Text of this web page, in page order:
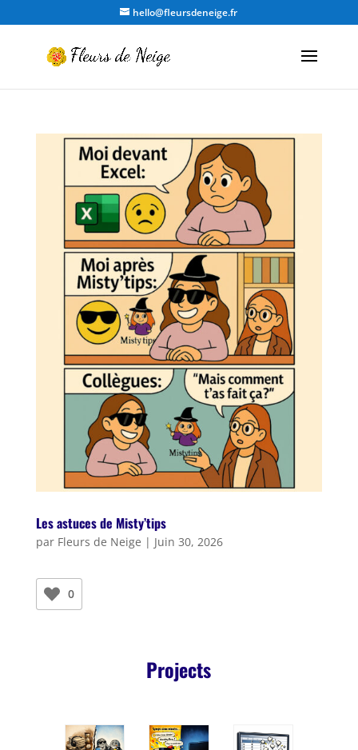
hello@fleursdeneige.fr
Les astuces de Misty’tips
par Fleurs de Neige | Juin 30, 2026
0
Projects